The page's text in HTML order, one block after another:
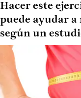
Hacer este
puede ayudar
según un